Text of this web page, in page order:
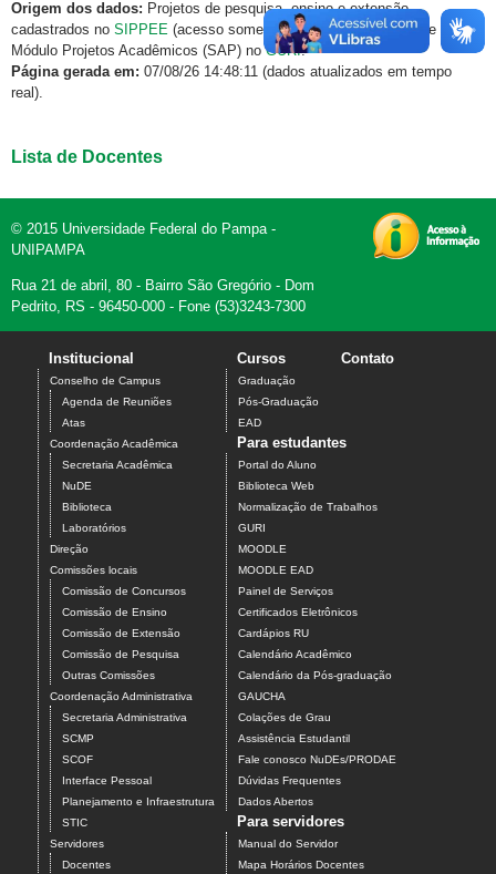
Origem dos dados: Projetos de pesquisa, ensino e extensão
cadastrados no SIPPEE (acesso somente via rede institucional) e
Módulo Projetos Acadêmicos (SAP) noGURI.
Página gerada em: 07/08/26 14:48:11 (dados atualizados em tempo
real).
Lista de Docentes
© 2015 Universidade Federal do Pampa -
UNIPAMPA
Rua 21 de abril, 80 - Bairro São Gregório - Dom
Pedrito, RS - 96450-000 - Fone (53)3243-7300
Institucional
Conselho de Campus
Agenda de Reuniões
Atas
Coordenação Acadêmica
Secretaria Acadêmica
NuDE
Biblioteca
Laboratórios
Direção
Comissões locais
Comissão de Concursos
Comissão de Ensino
Comissão de Extensão
Comissão de Pesquisa
Outras Comissões
Coordenação Administrativa
Secretaria Administrativa
SCMP
SCOF
Interface Pessoal
Planejamento e Infraestrutura
STIC
Servidores
Docentes
Cursos
Graduação
Pós-Graduação
EAD
Contato
Para estudantes
Portal do Aluno
Biblioteca Web
Normalização de Trabalhos
GURI
MOODLE
MOODLE EAD
Painel de Serviços
Certificados Eletrônicos
Cardápios RU
Calendário Acadêmico
Calendário da Pós-graduação
GAUCHA
Colações de Grau
Assistência Estudantil
Fale conosco NuDEs/PRODAE
Dúvidas Frequentes
Dados Abertos
Para servidores
Manual do Servidor
Mapa Horários Docentes